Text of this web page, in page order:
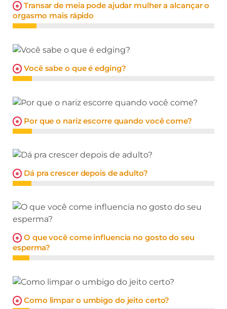
Transar de meia pode ajudar mulher a alcançar o
orgasmo mais rápido
Você sabe o que é edging?
Por que o nariz escorre quando você come?
Dá pra crescer depois de adulto?
O que você come influencia no gosto do seu
esperma?
Como limpar o umbigo do jeito certo?